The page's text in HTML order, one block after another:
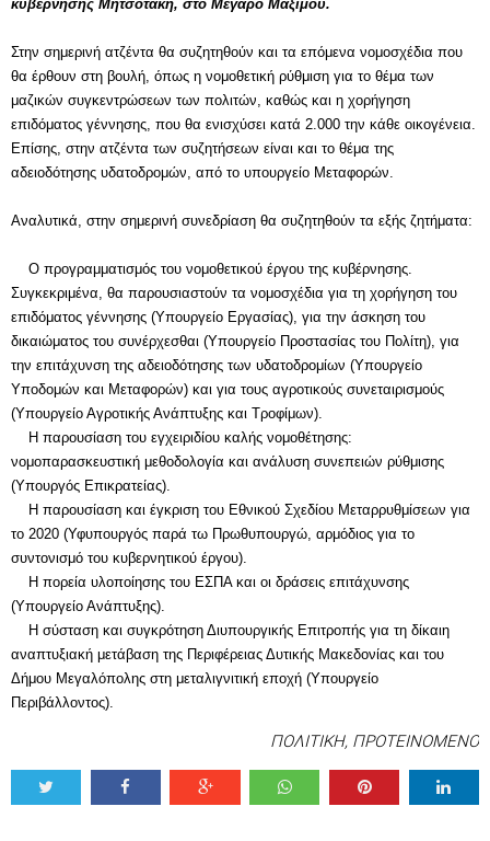
κυβέρνησης Μητσοτάκη, στο Μέγαρο Μαξίμου.
Στην σημερινή ατζέντα θα συζητηθούν και τα επόμενα νομοσχέδια που
θα έρθουν στη βουλή, όπως η νομοθετική ρύθμιση για το θέμα των
μαζικών συγκεντρώσεων των πολιτών, καθώς και η χορήγηση
επιδόματος γέννησης, που θα ενισχύσει κατά 2.000 την κάθε οικογένεια.
Επίσης, στην ατζέντα των συζητήσεων είναι και το θέμα της
αδειοδότησης υδατοδρομών, από το υπουργείο Μεταφορών.
Αναλυτικά, στην σημερινή συνεδρίαση θα συζητηθούν τα εξής ζητήματα:
Ο προγραμματισμός του νομοθετικού έργου της κυβέρνησης.
Συγκεκριμένα, θα παρουσιαστούν τα νομοσχέδια για τη χορήγηση του
επιδόματος γέννησης (Υπουργείο Εργασίας), για την άσκηση του
δικαιώματος του συνέρχεσθαι (Υπουργείο Προστασίας του Πολίτη), για
την επιτάχυνση της αδειοδότησης των υδατοδρομίων (Υπουργείο
Υποδομών και Μεταφορών) και για τους αγροτικούς συνεταιρισμούς
(Υπουργείο Αγροτικής Ανάπτυξης και Τροφίμων).
Η παρουσίαση του εγχειριδίου καλής νομοθέτησης:
νομοπαρασκευστική μεθοδολογία και ανάλυση συνεπειών ρύθμισης
(Υπουργός Επικρατείας).
Η παρουσίαση και έγκριση του Εθνικού Σχεδίου Μεταρρυθμίσεων για
το 2020 (Υφυπουργός παρά τω Πρωθυπουργώ, αρμόδιος για το
συντονισμό του κυβερνητικού έργου).
Η πορεία υλοποίησης του ΕΣΠΑ και οι δράσεις επιτάχυνσης
(Υπουργείο Ανάπτυξης).
Η σύσταση και συγκρότηση Διυπουργικής Επιτροπής για τη δίκαιη
αναπτυξιακή μετάβαση της Περιφέρειας Δυτικής Μακεδονίας και του
Δήμου Μεγαλόπολης στη μεταλιγνιτική εποχή (Υπουργείο
Περιβάλλοντος).
ΠΟΛΙΤΙΚΗ, ΠΡΟΤΕΙΝΟΜΕΝΟ